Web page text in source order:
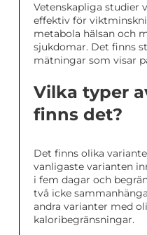
Vetenskapliga studier
effektiv för
metabola hälsan och
sjukdomar. Det finns
mätningar som visar
Vilka typer
finns det?
Det finns olika
vanligaste varianten
i fem dagar och
två icke
andra varianter med
kaloribegränsningar.